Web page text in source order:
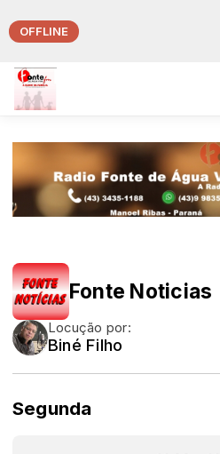
OFFLINE
Fonte Noticias
Locução por:
Biné Filho
Segunda